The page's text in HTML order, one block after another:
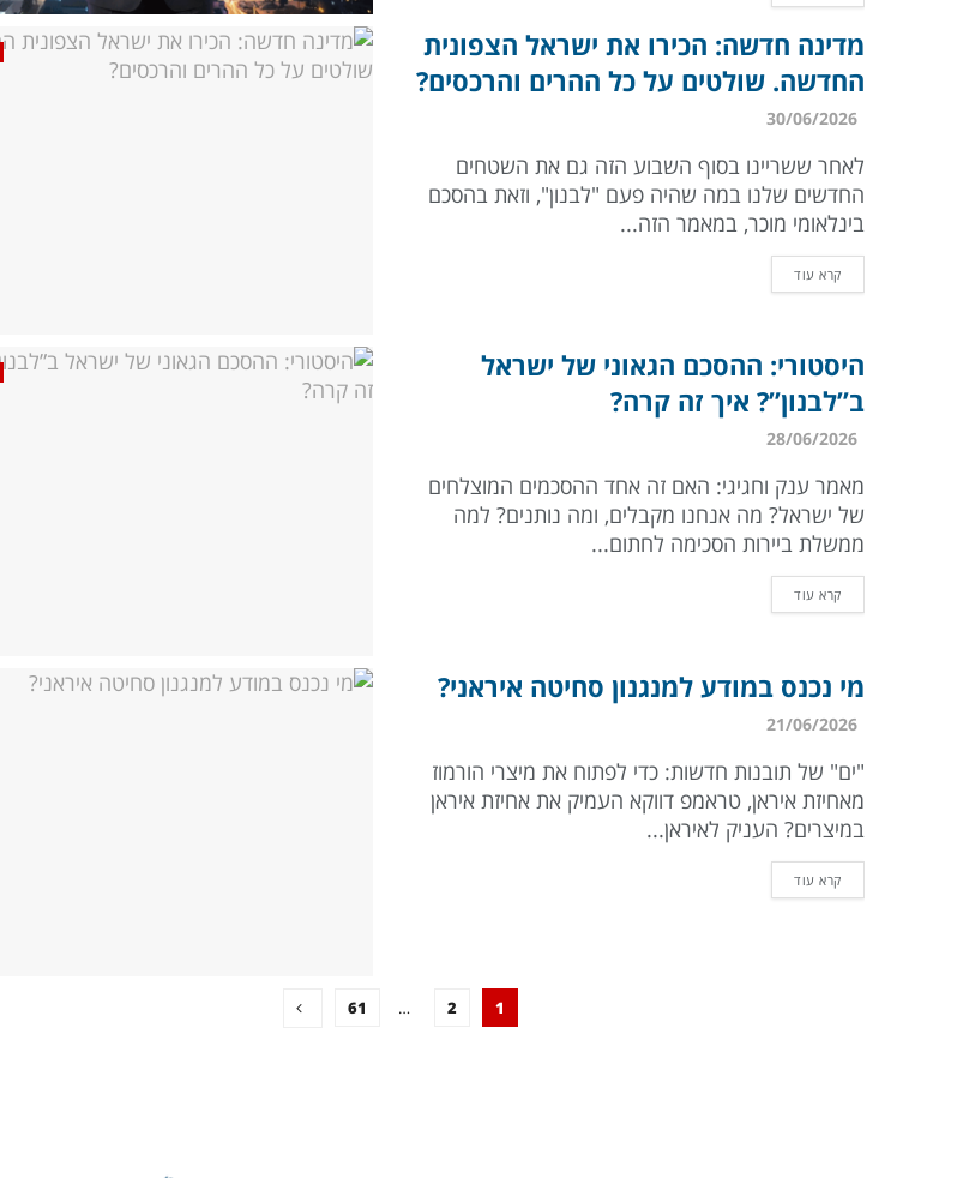
מדינה חדשה: הכירו את ישראל הצפונית
החדשה. שולטים על כל ההרים והרכסים?
לאחר ששריינו בסוף השבוע הזה גם את השטחים
החדשים שלנו במה שהיה פעם "לבנון", וזאת בהסכם
בינלאומי מוכר, במאמר הזה...
קרא עוד
היסטורי: ההסכם הגאוני של ישראל
ב”לבנון”? איך זה קרה?
מאמר ענק וחגיגי: האם זה אחד ההסכמים המוצלחים
של ישראל? מה אנחנו מקבלים, ומה נותנים? למה
ממשלת ביירות הסכימה לחתום...
קרא עוד
מי נכנס במודע למנגנון סחיטה איראני?
"ים" של תובנות חדשות: כדי לפתוח את מיצרי הורמוז
מאחיזת איראן, טראמפ דווקא העמיק את אחיזת איראן
במיצרים? העניק לאיראן...
קרא עוד
1
2
…
61